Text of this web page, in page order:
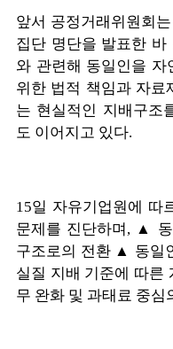
앞서 공정거래위원회
집단 명단을 발표한 바
와 관련해 동일인을 자
위한 법적 책임과 자료
는 현실적인 지배구조
도 이어지고 있다.
15일 자유기업원에 따
문제를 진단하며, ▲
구조로의 전환 ▲ 동일
실질 지배 기준에 따른
무 완화 및 과태료 중심